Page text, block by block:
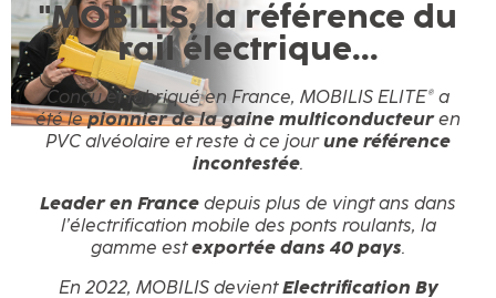
"MOBILIS, la référence du
rail électrique...
Conçu et fabriqué en France, MOBILIS ELITE® a
été lepionnier de la gaine multiconducteuren
PVC alvéolaire et reste à ce jourune référence
incontestée.
Leader en France depuis plus de vingt ans dans
l’électrification mobile des ponts roulants, la
gamme estexportée dans 40 pays.
En 2022, MOBILIS devientElectrification By